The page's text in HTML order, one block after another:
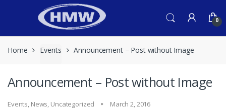
0
Home Events Announcement – Post without Image
Announcement – Post without Image
Events, News, Uncategorized March 2, 2016